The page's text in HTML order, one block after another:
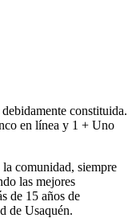
constituida.
en línea y 1 + Uno
comunidad, siempre
las mejores
de 15 años de
de Usaquén.